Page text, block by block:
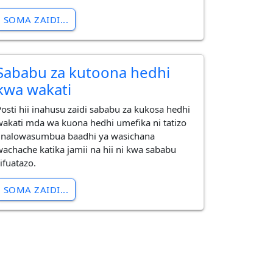
SOMA ZAIDI...
za kutoona hedhi
wakati
hii inahusu zaidi sababu za kukosa hedhi
mda wa kuona hedhi umefika ni tatizo
baadhi ya wasichana
katika jamii na hii ni kwa sababu
SOMA ZAIDI...